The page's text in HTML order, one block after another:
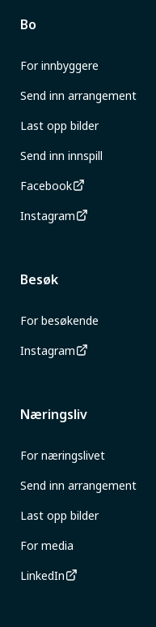
Bo
For innbyggere
Send inn arrangement
Last opp bilder
Send inn innspill
Facebook
Instagram
Besøk
For besøkende
Instagram
Næringsliv
For næringslivet
Send inn arrangement
Last opp bilder
For media
LinkedIn